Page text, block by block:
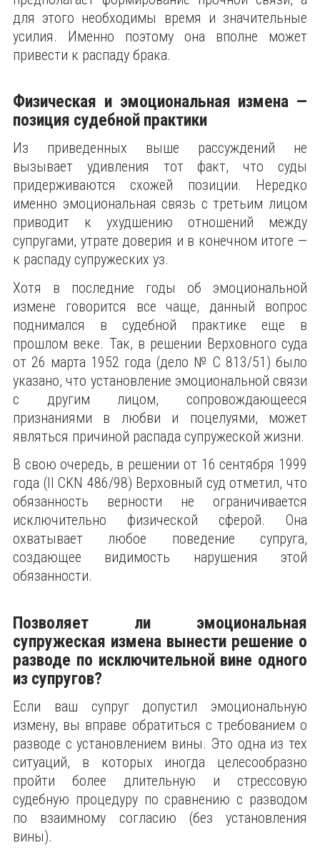
для этого необходимы время и значительные
усилия. Именно поэтому она вполне может
привести к распаду брака.
Физическая и эмоциональная измена —
позиция судебной практики
Из приведенных выше рассуждений не
вызывает удивления тот факт, что суды
придерживаются схожей позиции. Нередко
именно эмоциональная связь с третьим лицом
приводит к ухудшению отношений между
супругами, утрате доверия и в конечном итоге —
к распаду супружеских уз.
Хотя в последние годы об эмоциональной
измене говорится все чаще, данный вопрос
поднимался в судебной практике еще в
прошлом веке. Так, в решении Верховного суда
от 26 марта 1952 года (дело № C 813/51) было
указано, что установление эмоциональной связи
с другим лицом, сопровождающееся
признаниями в любви и поцелуями, может
являться причиной распада супружеской жизни.
В свою очередь, в решении от 16 сентября 1999
года (II CKN 486/98) Верховный суд отметил, что
обязанность верности не ограничивается
исключительно физической сферой. Она
охватывает любое поведение супруга,
создающее видимость нарушения этой
обязанности.
Позволяет ли эмоциональная
супружеская измена вынести решение о
разводе по исключительной вине одного
из супругов?
Если ваш супруг допустил эмоциональную
измену, вы вправе обратиться с требованием о
разводе с установлением вины. Это одна из тех
ситуаций, в которых иногда целесообразно
пройти более длительную и стрессовую
судебную процедуру по сравнению с разводом
по взаимному согласию (без установления
вины).